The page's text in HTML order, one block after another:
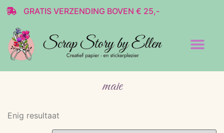
GRATIS VERZENDING BOVEN € 25,-
maie
Enig resultaat